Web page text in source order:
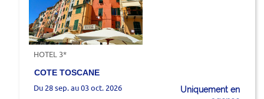
HOTEL 3*
COTE TOSCANE
Du 28 sep. au 03 oct. 2026
Uniquement en